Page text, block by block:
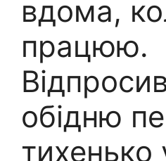
вдома,
працюю.
обідню
тихенько